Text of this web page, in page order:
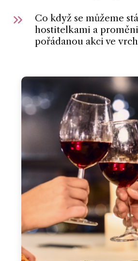
Co když se můžeme
hostitelkami a
pořádanou akci ve